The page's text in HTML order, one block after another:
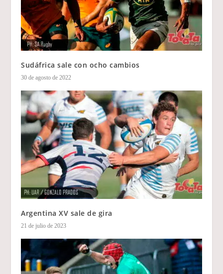
Sudáfrica sale con ocho cambios
30 de agosto de 2022
Argentina XV sale de gira
21 de julio de 2023